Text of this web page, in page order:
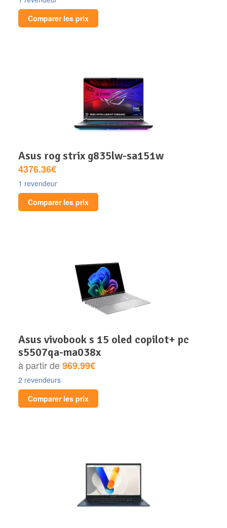
Comparer les prix
asus rog strix g835lw-sa151w
4376.36€
1 revendeur
Comparer les prix
asus vivobook s 15 oled copilot+ pc
s5507qa-ma038x
à partir de969.99€
2 revendeurs
Comparer les prix